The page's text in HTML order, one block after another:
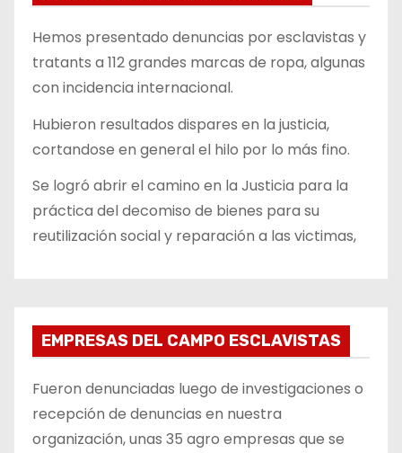
Hemos presentado denuncias por esclavistas y
tratants a 112 grandes marcas de ropa, algunas
con incidencia internacional.
Hubieron resultados dispares en la justicia,
cortandose en general el hilo por lo más fino.
Se logró abrir el camino en la Justicia para la
práctica del decomiso de bienes para su
reutilización social y reparación a las victimas,
EMPRESAS DEL CAMPO ESCLAVISTAS
Fueron denunciadas luego de investigaciones o
recepción de denuncias en nuestra
organización, unas 35 agro empresas que se